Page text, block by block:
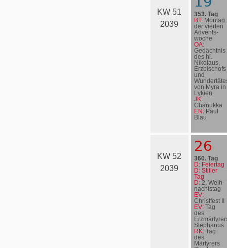
KW 51
2039
353. Tag
BT: Montag
der vierten
Advents­
woche
OA:
Gedächtnis
des hl.
Nikolaus,
Erzbischofs
und
von Myra in
Lykien
JK:
Chanukka
EN: Paul
Blau
KW 52
2039
26
360. Tag
D: Feiertag
D: Stiller
Tag
D: 2. Weih­
nachts­tag
EV:
Christfest II
EV: Tag
des
Stephanus
RK: Tag
des
Märtyrers